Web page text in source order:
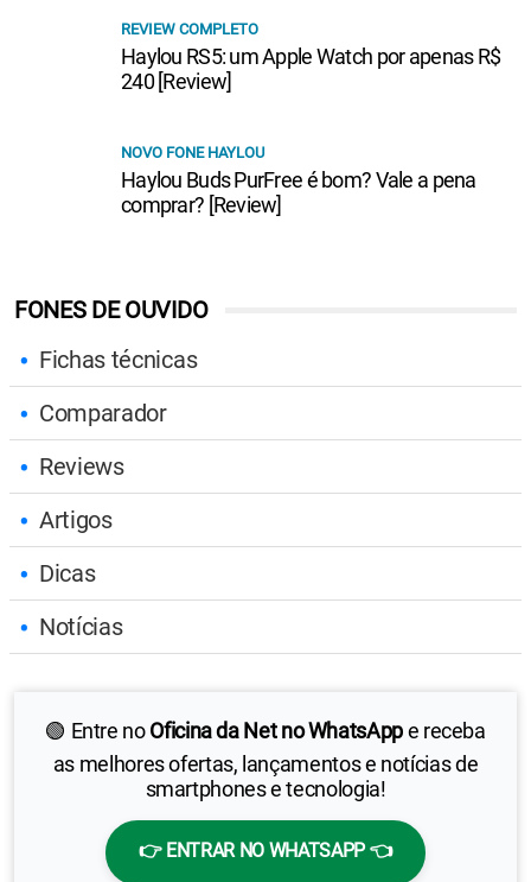
FONES DE OUVIDO
Fichas técnicas
Comparador
Reviews
Artigos
Dicas
Notícias
🟢 Entre noOficina da Net no WhatsAppe receba
as melhores ofertas, lançamentos e notícias de
smartphones e tecnologia!
👉 ENTRAR NO WHATSAPP 👈
REVIEW COMPLETO
Haylou RS5: um Apple Watch por apenas R$
240 [Review]
NOVO FONE HAYLOU
Haylou Buds PurFree é bom? Vale a pena
comprar? [Review]